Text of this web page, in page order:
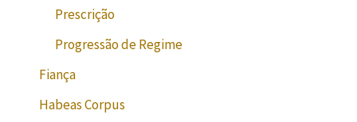
Prescrição
Progressão de Regime
Fiança
Habeas Corpus